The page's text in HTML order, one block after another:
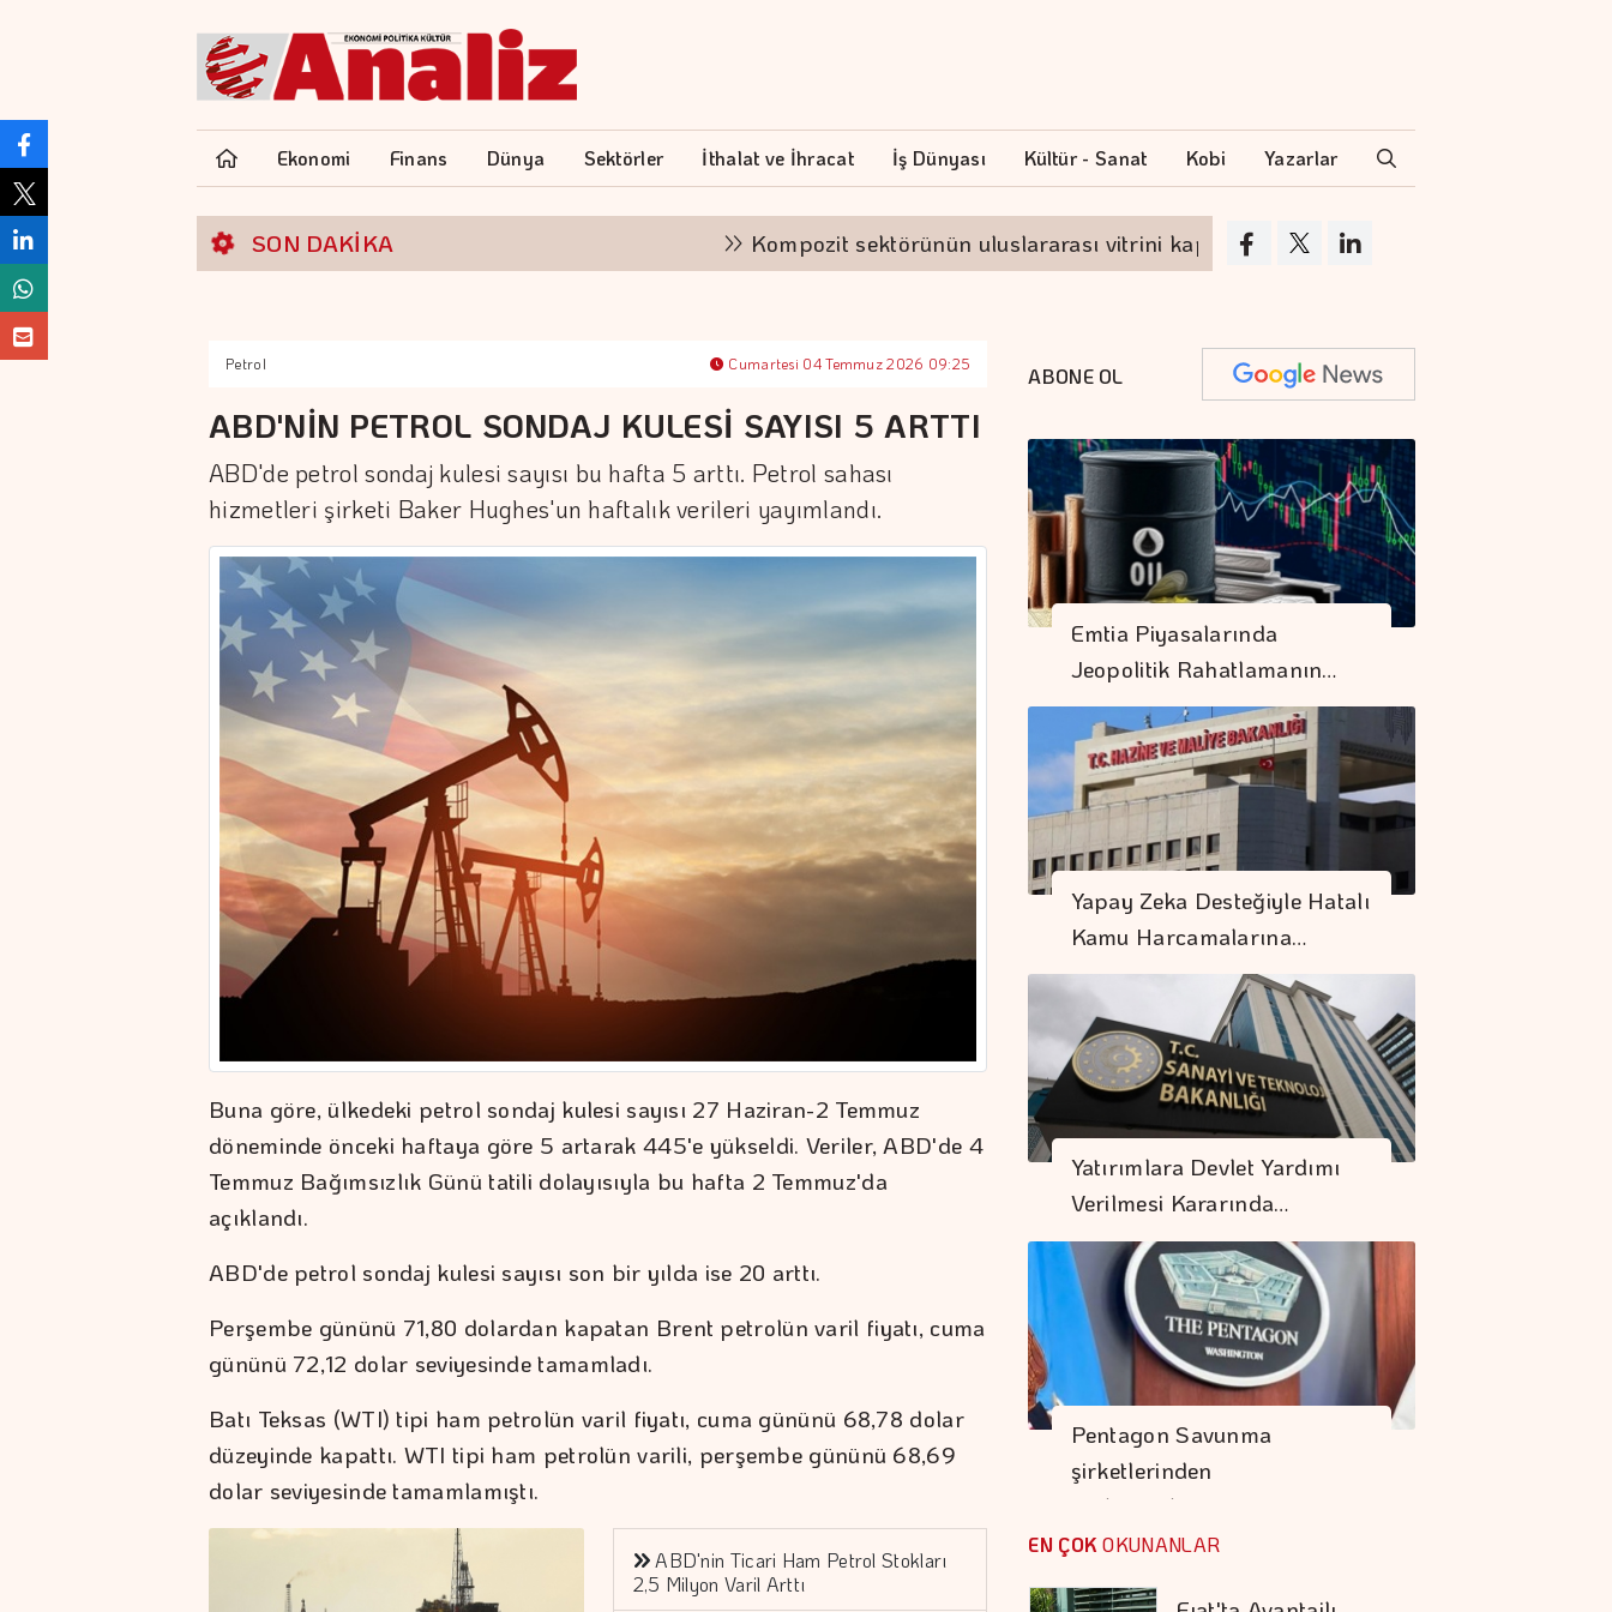
Ekonomi Finans Dünya Sektörler İthalat ve İhracat İş Dünyası Kültür - Sanat Kobi Yazarlar
SON DAKİKA Kompozit sektörünün uluslararası vitrini kapılarını açıyor
Petrol Cumartesi 04 Temmuz 2026 09:25
ABD'NİN PETROL SONDAJ KULESİ SAYISI 5 ARTTI
ABD'de petrol sondaj kulesi sayısı bu hafta 5 arttı. Petrol sahası
hizmetleri şirketi Baker Hughes'un haftalık verileri yayımlandı.
Buna göre, ülkedeki petrol sondaj kulesi sayısı 27 Haziran-2 Temmuz
döneminde önceki haftaya göre 5 artarak 445'e yükseldi. Veriler, ABD'de 4
Temmuz Bağımsızlık Günü tatili dolayısıyla bu hafta 2 Temmuz'da
açıklandı.
ABD'de petrol sondaj kulesi sayısı son bir yılda ise 20 arttı.
Perşembe gününü 71,80 dolardan kapatan Brent petrolün varil fiyatı, cuma
gününü 72,12 dolar seviyesinde tamamladı.
Batı Teksas (WTI) tipi ham petrolün varil fiyatı, cuma gününü 68,78 dolar
düzeyinde kapattı. WTI tipi ham petrolün varili, perşembe gününü 68,69
dolar seviyesinde tamamlamıştı.
ABD'nin Ticari Ham Petrol Stokları
2,5 Milyon Varil Arttı
ABONE OL
Emtia Piyasalarında
Jeopolitik Rahatlamanın…
Yapay Zeka Desteğiyle Hatalı
Kamu Harcamalarına…
Yatırımlara Devlet Yardımı
Verilmesi Kararında…
Pentagon Savunma
şirketlerinden
Hızlanmalarını…
EN ÇOK OKUNANLAR
Giresun'da Fındık
Hasadı Başladı
Spot Piyasada Doğal
Gaz Fiyatları
Fıat'ta Avantajlı
Satın Alma Dönemi
Devam Ediyor
Prime Computest'ten
Kampanya